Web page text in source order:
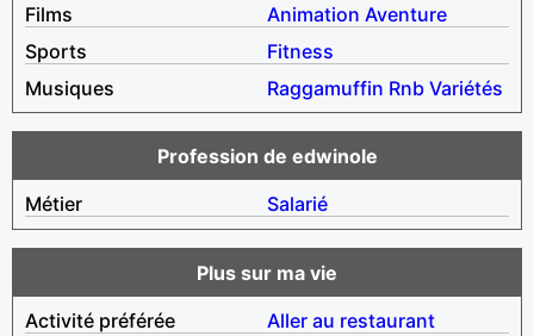
Films
Animation Aventure
Sports
Fitness
Musiques
Raggamuffin Rnb Variétés
Profession de edwinole
Métier
Salarié
Plus sur ma vie
Activité préférée
Aller au restaurant